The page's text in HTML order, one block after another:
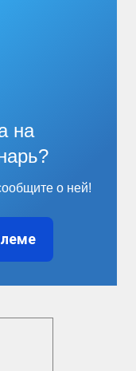
на
о ней!